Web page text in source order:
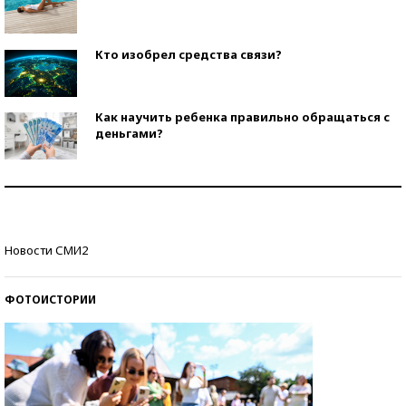
Кто изобрел средства связи?
Как научить ребенка правильно обращаться с
деньгами?
Новости СМИ2
ФОТОИСТОРИИ